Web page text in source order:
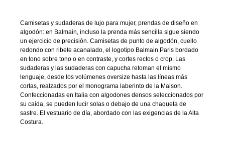
Camisetas y sudaderas de lujo para mujer, prendas de diseño en
algodón: en Balmain, incluso la prenda más sencilla sigue siendo
un ejercicio de precisión. Camisetas de punto de algodón, cuello
redondo con ribete acanalado, el logotipo Balmain Paris bordado
en tono sobre tono o en contraste, y cortes rectos o crop. Las
sudaderas y las sudaderas con capucha retoman el mismo
lenguaje, desde los volúmenes oversize hasta las líneas más
cortas, realzados por el monograma laberinto de la Maison.
Confeccionadas en Italia con algodones densos seleccionados por
su caída, se pueden lucir solas o debajo de una chaqueta de
sastre. El vestuario de día, abordado con las exigencias de la Alta
Costura.